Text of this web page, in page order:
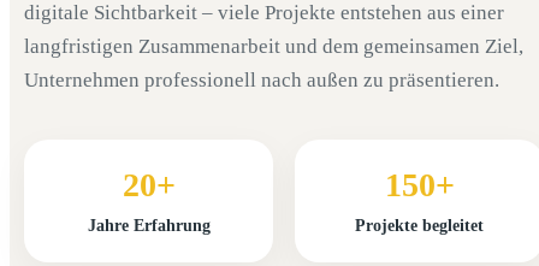
digitale Sichtbarkeit – viele Projekte entstehen aus einer
langfristigen Zusammenarbeit und dem gemeinsamen Ziel,
Unternehmen professionell nach außen zu präsentieren.
20+
Jahre Erfahrung
150+
Projekte begleitet